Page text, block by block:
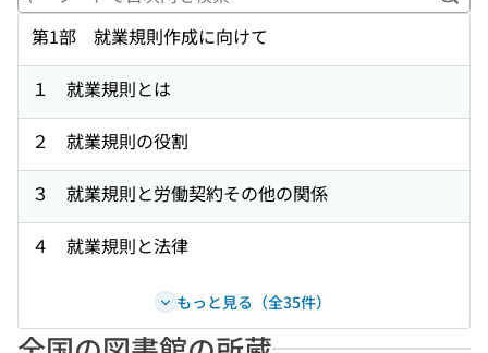
キ
第1部 就業規則作成に向けて
１ 就業規則とは
２ 就業規則の役割
３ 就業規則と労働契約その他の関係
４ 就業規則と法律
もっと見る（全35件）